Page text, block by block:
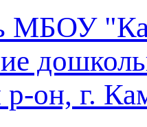
МБОУ
он, г.